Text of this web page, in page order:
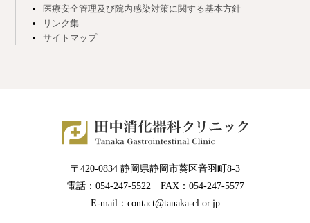
医療安全管理及び院内感染対策に関する基本方針
リンク集
サイトマップ
〒420-0834 静岡県静岡市葵区音羽町8-3
電話：054-247-5522 FAX：054-247-5577
E-mail：contact@tanaka-cl.or.jp